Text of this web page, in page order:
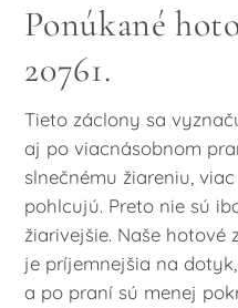
Ponúkané
20761.
Tieto záclony sa
aj po viacnásobnom
slnečnému žiareniu,
pohlcujú. Preto nie sú
žiarivejšie. Naše
je príjemnejšia na
a po praní sú menej